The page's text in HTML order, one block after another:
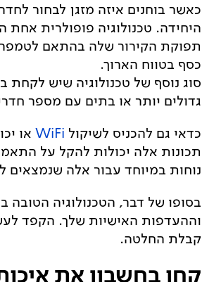
כאשר בוחנים איזה מזגן לבחור
היחידה. טכנולוגיה פופולרית אחת
תפוקת הקירור שלה בהתאם
כסף בטווח הארוך.
סוג נוסף של טכנולוגיה שיש לקחת
גדולים יותר או בתים עם מספר
כדאי גם להכניס לשיקול WiFi או
תכונות אלה יכולות להקל על
נוחות במיוחד עבור אלה שנמצאים
בסופו של דבר, הטכנולוגיה הטובה
וההעדפות האישיות שלך. הקפד
קבלת החלטה.
קחו בחשבון את